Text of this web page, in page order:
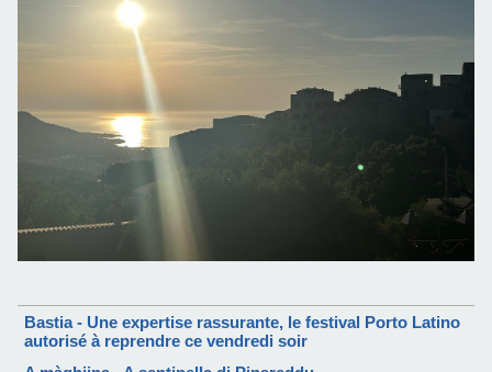
Bastia - Une expertise rassurante, le festival Porto Latino
autorisé à reprendre ce vendredi soir